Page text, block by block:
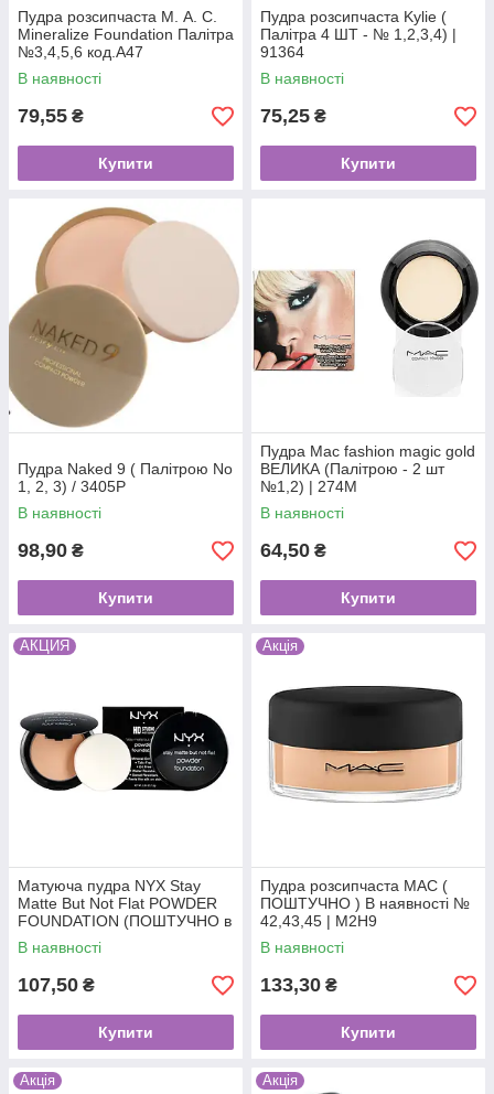
Пудра розсипчаста М. А. С.
Mineralize Foundation Палітра
№3,4,5,6 код.A47
В наявності
79,55 ₴
Купити
Пудра розсипчаста Kylie (
Палітра 4 ШТ - № 1,2,3,4) |
91364
В наявності
75,25 ₴
Купити
Пудра Naked 9 ( Палітрою No
1, 2, 3) / 3405Р
В наявності
98,90 ₴
Купити
Пудра Mac fashion magic gold
ВЕЛИКА (Палітрою - 2 шт
№1,2) | 274М
В наявності
64,50 ₴
Купити
АКЦИЯ
Матуюча пудра NYX Stay
Matte But Not Flat POWDER
FOUNDATION (ПОШТУЧНО в
наявності № 1,4) код.1967
В наявності
107,50 ₴
Купити
Акція
Пудра розсипчаста МАС (
ПОШТУЧНО ) В наявності №
42,43,45 | M2H9
В наявності
133,30 ₴
Купити
Акція Акція